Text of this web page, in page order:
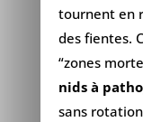
tournent en
des fientes.
“zones
nids à
sans